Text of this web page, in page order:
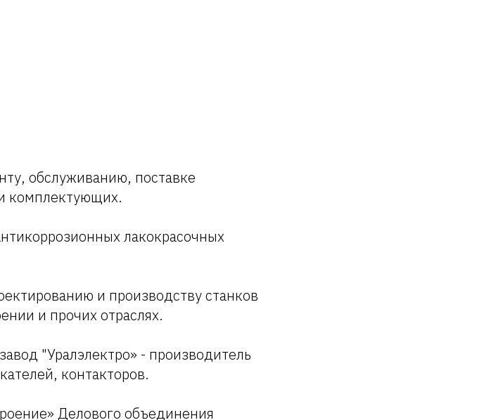
обслуживанию, поставке
комплектующих.
лакокрасочных
и производству станков
и прочих отраслях.
"Уралэлектро» - производитель
контакторов.
Делового объединения